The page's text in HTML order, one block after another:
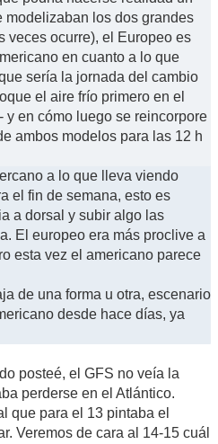
modelizaban los dos grandes
veces ocurre), el Europeo es
en cuanto a lo que
sería la jornada del cambio
el aire frío primero en el
y en cómo luego se reincorpore
ambos modelos para las 12 h
a lo que lleva viendo
el fin de semana, esto es
a dorsal y subir algo las
El europeo era más proclive a
esta vez el americano parece
de una forma u otra, escenario
desde hace días, ya
posteé, el GFS no veía la
perderse en el Atlántico.
que para el 13 pintaba el
Veremos de cara al 14-15 cuál